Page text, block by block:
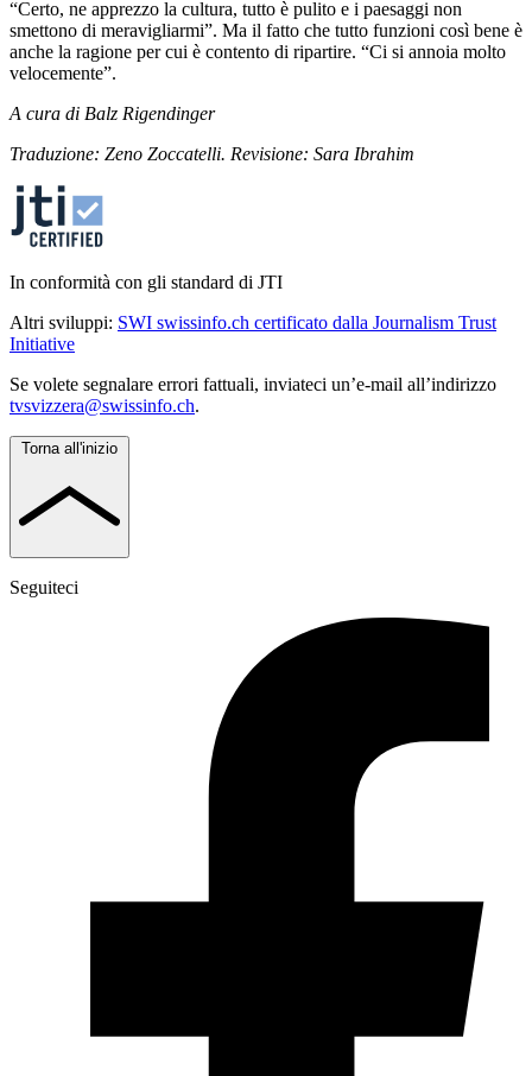
“Certo, ne apprezzo la cultura, tutto è pulito e i paesaggi non
smettono di meravigliarmi”. Ma il fatto che tutto funzioni così bene è
anche la ragione per cui è contento di ripartire. “Ci si annoia molto
velocemente”.
A cura di Balz Rigendinger
Traduzione: Zeno Zoccatelli. Revisione: Sara Ibrahim
In conformità con gli standard di JTI
Altri sviluppi: SWI swissinfo.ch certificato dalla Journalism Trust
Initiative
Se volete segnalare errori fattuali, inviateci un’e-mail all’indirizzo
tvsvizzera@swissinfo.ch.
Torna all'inizio
Seguiteci